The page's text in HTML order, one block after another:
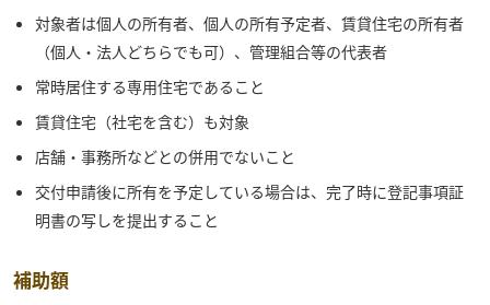
対象者は個人の所有者、個人の所有予定者、賃貸住宅の所有者
（個人・法人どちらでも可）、管理組合等の代表者
常時居住する専用住宅であること
賃貸住宅（社宅を含む）も対象
店舗・事務所などとの併用でないこと
交付申請後に所有を予定している場合は、完了時に登記事項証
明書の写しを提出すること
補助額